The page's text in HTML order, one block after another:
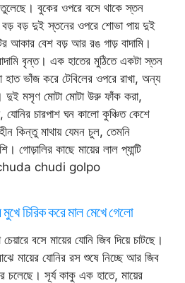
তুলেছে। বুকের ওপরে বসে থাকে স্তন
বড় বড় দুই স্তনের ওপরে শোভা পায় দুই
আকার বেশ বড় আর রঙ গাড় বাদামি।
বৃন্ত। এক হাতের মুঠিতে একটা স্তন
হাত ভাঁজ করে টেবিলের ওপরে রাখা, অন্য
দুই মসৃণ মোটা মোটা উরু ফাঁক করা,
যোনির চারপাশ ঘন কালো কুঞ্চিত কেশে
কিন্তু মাথায় যেমন চুল, তেমনি
গোড়ালির কাছে মায়ের লাল প্যান্টি
chudi golpo
চিরিক করে মাল মেখে গেলো
বসে মায়ের যোনি জিব দিয়ে চাটছে।
মায়ের যোনির রস শুষে নিচ্ছে আর জিব
চলেছে। সূর্য কাকু এক হাতে, মায়ের